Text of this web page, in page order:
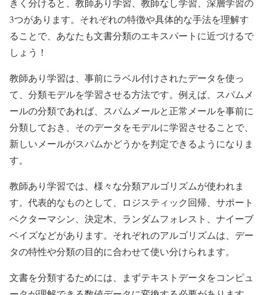
きく分けると、教師あり学習、教師なし学習、深層学習の
3つがあります。それぞれの特徴や具体的な手法を理解す
ることで、あなたも文書分類のエキスパートに近づけるで
しょう！
教師あり学習は、事前にラベル付けされたデータを使っ
て、分類モデルを学習させる方法です。例えば、スパムメ
ールの分類であれば、スパムメールと正常メールを事前に
分類しておき、そのデータをモデルに学習させることで、
新しいメールがスパムかどうかを判定できるようになりま
す。
教師あり学習では、様々な分類アルゴリズムが使われま
す。代表的なものとして、ロジスティック回帰、サポート
ベクターマシン、決定木、ランダムフォレスト、ナイーブ
ベイズなどがあります。それぞれのアルゴリズムは、デー
タの特性や分類の目的に合わせて使い分けられます。
文書を分類するためには、まずテキストデータをコンピュ